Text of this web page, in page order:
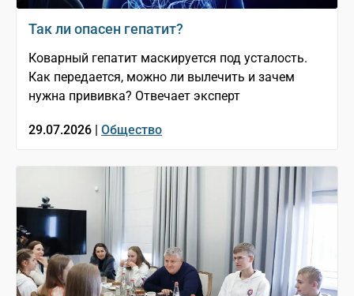
Так ли опасен гепатит?
Коварный гепатит маскируется под усталость.
Как передается, можно ли вылечить и зачем
нужна прививка? Отвечает эксперт
29.07.2026 | Общество